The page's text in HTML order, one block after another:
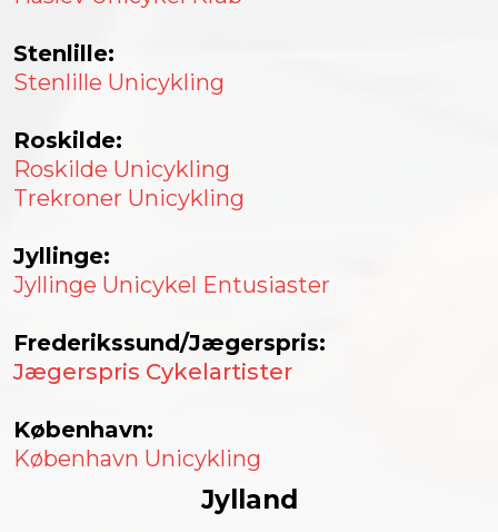
Stenlille:
Stenlille Unicykling
Roskilde:
Roskilde Unicykling
Trekroner Unicykling
Jyllinge:
Jyllinge Unicykel Entusiaster
Frederikssund/Jægerspris:
Jægerspris Cykelartister
København:
København Unicykling
Jylland